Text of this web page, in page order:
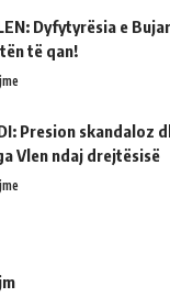
Dyfytyrësia e
të qan!
Presion skandaloz
Vlen ndaj drejtësisë